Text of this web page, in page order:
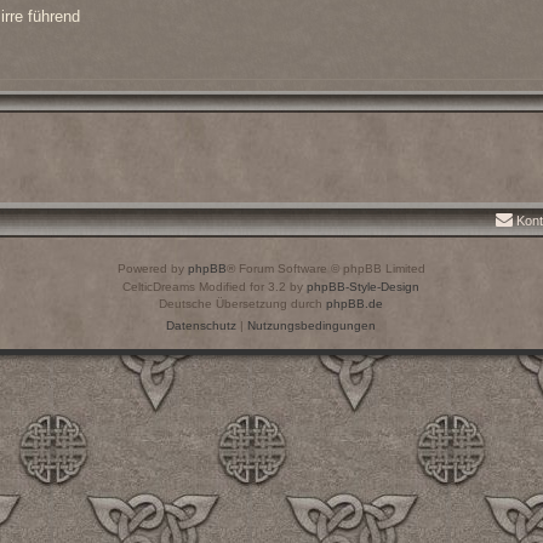
führend
Powered by phpBB® Forum Software © phpBB Limited
CelticDreams Modified for 3.2 byphpBB-Style-Design
Deutsche Übersetzung durchphpBB.de
Datenschutz | Nutzungsbedingungen